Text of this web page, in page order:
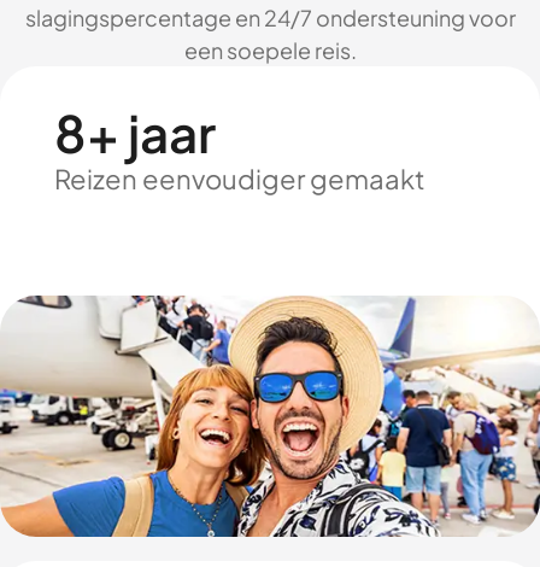
slagingspercentage en 24/7 ondersteuning voor
een soepele reis.
8+ jaar
Reizen eenvoudiger gemaakt